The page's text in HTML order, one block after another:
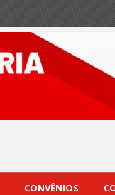
CONVÊNIOS